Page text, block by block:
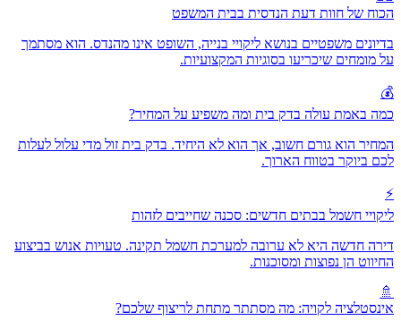
הכוח של חוות דעת הנדסית בבית המשפט
בדיונים משפטיים בנושא ליקויי בנייה, השופט אינו מהנדס. הוא מסתמך
על מומחים שיכריעו בסוגיות המקצועיות.
💰
כמה באמת עולה בדק בית ומה משפיע על המחיר?
המחיר הוא גורם חשוב, אך הוא לא היחיד. בדק בית זול מדי עלול לעלות
לכם ביוקר בטווח הארוך.
⚡
ליקויי חשמל בבתים חדשים: סכנה שחייבים לזהות
דירה חדשה היא לא ערובה למערכת חשמל תקינה. טעויות אנוש בביצוע
החיווט הן נפוצות ומסוכנות.
🚿
אינסטלציה לקויה: מה מסתתר מתחת לריצוף שלכם?